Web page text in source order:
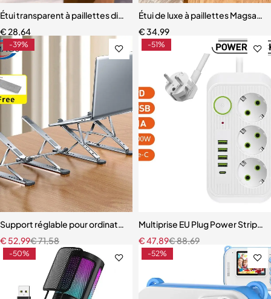
Étui transparent à paillettes diamant plaqué de luxe pour Samsung
€28,64
Étui de luxe à paillettes Magsafe
€34,99
-39%
Support réglable pour ordinateur portable N8 en aluminium
€71,58
€ 52,99
-51%
Multiprise EU Plug Power Strip,
€88,69
€47,89
-50% -52%